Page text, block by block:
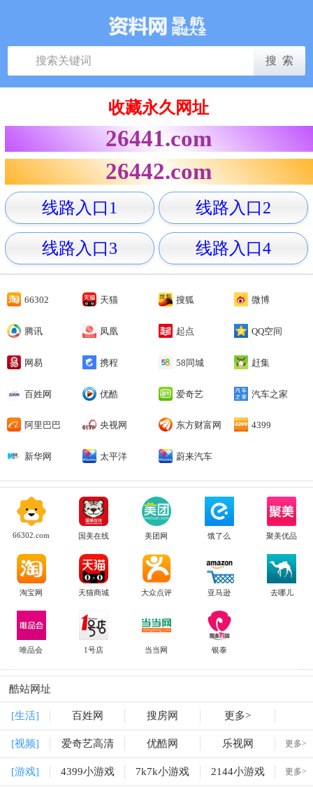
收藏永久网址
26441.com
26442.com
线路入口1 线路入口2
线路入口3 线路入口4
66302 天猫 搜狐 微博
腾讯 凤凰 起点 QQ空间
网易 携程 58同城 赶集
百姓网 优酷 爱奇艺 汽车之家
阿里巴巴 央视网 东方财富网 4399
新华网 太平洋 蔚来汽车
66302.com 国美在线 美团网 饿了么 聚美优品
淘宝网 天猫商城 大众点评 亚马逊 去哪儿
唯品会 1号店 当当网 银泰
酷站网址
[生活] 百姓网 搜房网 更多>
[视频] 爱奇艺高清 优酷网 乐视网 更多>
[游戏] 4399小游戏 7k7k小游戏 2144小游戏 更多>